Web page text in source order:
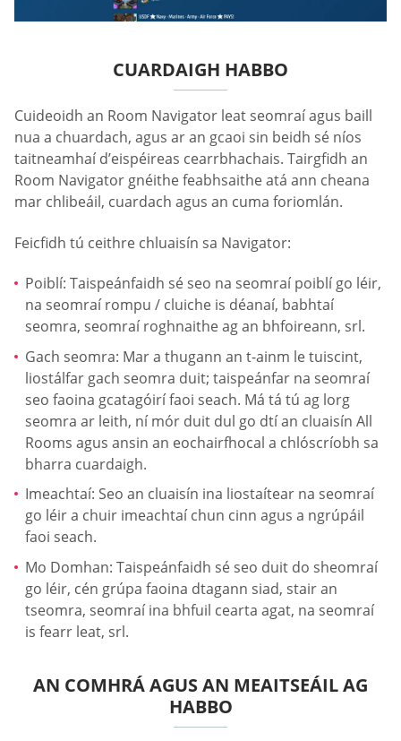
CUARDAIGH HABBO
Cuideoidh an Room Navigator leat seomraí agus baill
nua a chuardach, agus ar an gcaoi sin beidh sé níos
taitneamhaí d’eispéireas cearrbhachais. Tairgfidh an
Room Navigator gnéithe feabhsaithe atá ann cheana
mar chlibeáil, cuardach agus an cuma foriomlán.
Feicfidh tú ceithre chluaisín sa Navigator:
Poiblí: Taispeánfaidh sé seo na seomraí poiblí go léir,
na seomraí rompu / cluiche is déanaí, babhtaí
seomra, seomraí roghnaithe ag an bhfoireann, srl.
Gach seomra: Mar a thugann an t-ainm le tuiscint,
liostálfar gach seomra duit; taispeánfar na seomraí
seo faoina gcatagóirí faoi seach. Má tá tú ag lorg
seomra ar leith, ní mór duit dul go dtí an cluaisín All
Rooms agus ansin an eochairfhocal a chlóscríobh sa
bharra cuardaigh.
Imeachtaí: Seo an cluaisín ina liostaítear na seomraí
go léir a chuir imeachtaí chun cinn agus a ngrúpáil
faoi seach.
Mo Domhan: Taispeánfaidh sé seo duit do sheomraí
go léir, cén grúpa faoina dtagann siad, stair an
tseomra, seomraí ina bhfuil cearta agat, na seomraí
is fearr leat, srl.
AN COMHRÁ AGUS AN MEAITSEÁIL AG
HABBO